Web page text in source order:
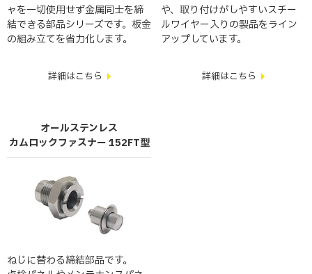
ャを一切使用せず金属同士を締
結できる部品シリーズです。板金
の組み立てを省力化します。
詳細はこちら
や、取り付けがしやすいスチー
ルワイヤー入りの製品をライン
アップしています。
詳細はこちら
オールステンレス
カムロックファスナー 152FT型
ねじに替わる締結部品です。